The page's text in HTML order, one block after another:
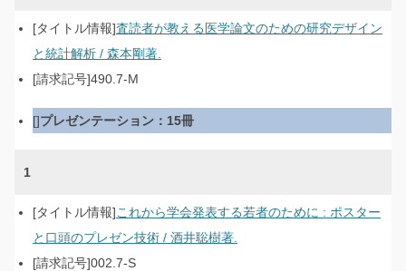
査読者が教える医学論文のための研究デザイン
と統計解析 / 森本剛著.
490.7-M
プレゼンテーション：15冊
1
これから学会発表する若者のために : ポスター
と口頭のプレゼン技術 / 酒井聡樹著.
002.7-S